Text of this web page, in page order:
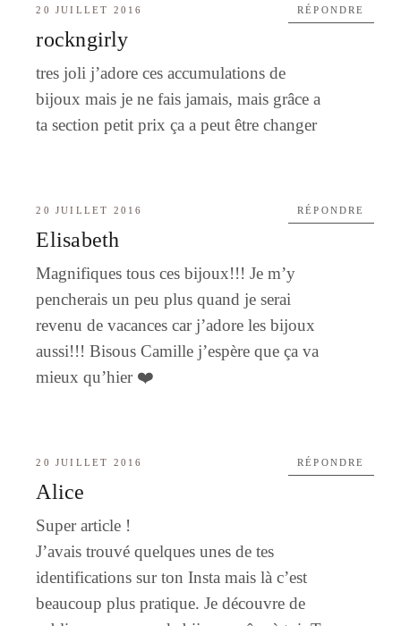
20 JUILLET 2016
rockngirly
tres joli j’adore ces accumulations de
bijoux mais je ne fais jamais, mais grâce a
ta section petit prix ça a peut être changer
RÉPONDRE
20 JUILLET 2016
Elisabeth
Magnifiques tous ces bijoux!!! Je m’y
pencherais un peu plus quand je serai
revenu de vacances car j’adore les bijoux
aussi!!! Bisous Camille j’espère que ça va
mieux qu’hier ❤️
RÉPONDRE
20 JUILLET 2016
Alice
Super article !
J’avais trouvé quelques unes de tes
identifications sur ton Insta mais là c’est
beaucoup plus pratique. Je découvre de
RÉPONDRE